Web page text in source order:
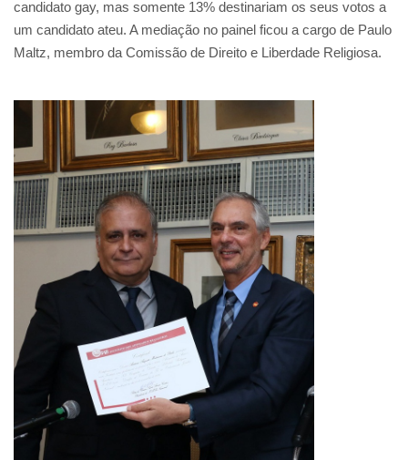
candidato gay, mas somente 13% destinariam os seus votos a
um candidato ateu. A mediação no painel ficou a cargo de Paulo
Maltz, membro da Comissão de Direito e Liberdade Religiosa.